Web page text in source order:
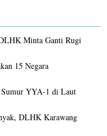
Minta Ganti Rugi
15 Negara
Sumur YYA-1 di Laut
DLHK Karawang